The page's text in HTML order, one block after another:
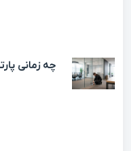
چه زمانی